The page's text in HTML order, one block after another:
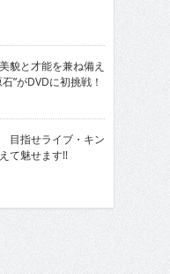
貌と才能を兼ね備え
”がDVDに初挑戦！
目指せライブ・キン
て魅せます!!